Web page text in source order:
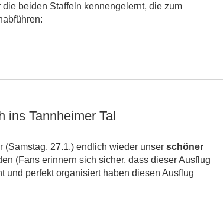
beiden Staffeln kennengelernt, die zum
ins Tannheimer Tal
(Samstag, 27.1.) endlich wieder unser schöner
(Fans erinnern sich sicher, dass dieser Ausflug
und perfekt organisiert haben diesen Ausflug